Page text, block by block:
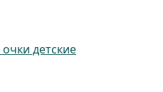
детские